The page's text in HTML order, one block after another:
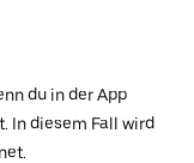
du in der App
In diesem Fall wird